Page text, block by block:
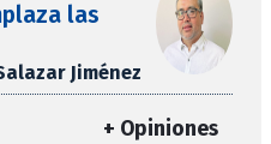
las
Jiménez
+ Opiniones